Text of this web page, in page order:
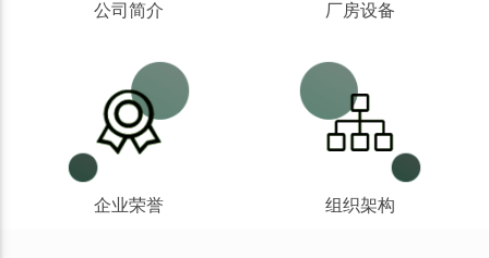
公司简介 厂房设备
企业荣誉 组织架构